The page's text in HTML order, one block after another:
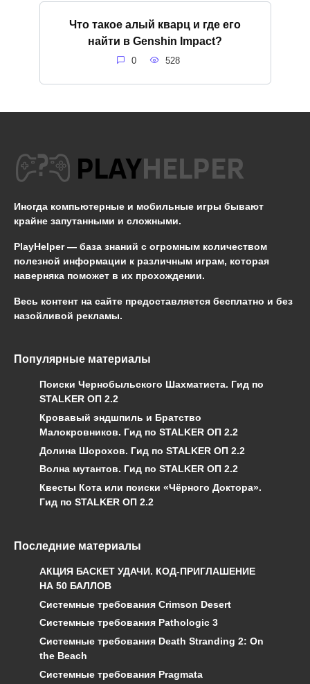
Что такое алый кварц и где его
найти в Genshin Impact?
0 528
Иногда компьютерные и мобильные игры бывают
крайне запутанными и сложными.
PlayHelper — база знаний с огромным количеством
полезной информации к различным играм, которая
наверняка поможет в их прохождении.
Весь контент на сайте предоставляется бесплатно и без
назойливой рекламы.
Популярные материалы
Поиски Чернобыльского Шахматиста. Гид по
STALKER ОП 2.2
Кровавый эндшпиль и Братство
Малокровников. Гид по STALKER ОП 2.2
Долина Шорохов. Гид по STALKER ОП 2.2
Волна мутантов. Гид по STALKER ОП 2.2
Квесты Кота или поиски «Чёрного Доктора».
Гид по STALKER ОП 2.2
Последние материалы
АКЦИЯ БАСКЕТ УДАЧИ. КОД-ПРИГЛАШЕНИЕ
НА 50 БАЛЛОВ
Системные требования Crimson Desert
Системные требования Pathologic 3
Системные требования Death Stranding 2: On
the Beach
Системные требования Pragmata